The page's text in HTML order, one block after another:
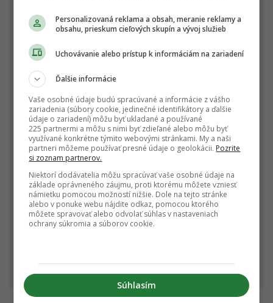
Rak
22.6. - 22.7. 23.7. - 22.8. 23.8. - 22.9.
Váhy
23.9. - 22.10.
Škorpión Strelec
Personalizovaná reklama a obsah, meranie reklamy a
obsahu, prieskum cieľových skupín a vývoj služieb
Uchovávanie alebo prístup k informáciám na zariadení
Ďalšie informácie
Vaše osobné údaje budú spracúvané a informácie z vášho
zariadenia (súbory cookie, jedinečné identifikátory a ďalšie
údaje o zariadení) môžu byť ukladané a používané
225 partnermi a môžu s nimi byť zdieľané alebo môžu byť
využívané konkrétne týmito webovými stránkami. My a naši
partneri môžeme používať presné údaje o geolokácii. Pozrite
si zoznam partnerov.
Niektorí dodávatelia môžu spracúvať vaše osobné údaje na
základe oprávneného záujmu, proti ktorému môžete vzniesť
námietku pomocou možností nižšie. Dole na tejto stránke
alebo v ponuke webu nájdite odkaz, pomocou ktorého
môžete spravovať alebo odvolať súhlas v nastaveniach
ochrany súkromia a súborov cookie.
Súhlasím